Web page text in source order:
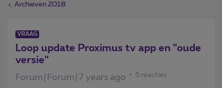
Archieven 2018
VRAAG
Loop update Proximus tv app en "oude
versie"
Forum|Forum|7 years ago 5 reacties